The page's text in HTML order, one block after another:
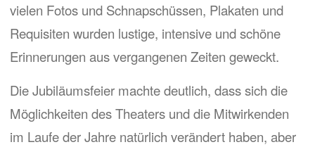
vielen Fotos und Schnapschüssen, Plakaten und
Requisiten wurden lustige, intensive und schöne
Erinnerungen aus vergangenen Zeiten geweckt.
Die Jubiläumsfeier machte deutlich, dass sich die
Möglichkeiten des Theaters und die Mitwirkenden
im Laufe der Jahre natürlich verändert haben, aber